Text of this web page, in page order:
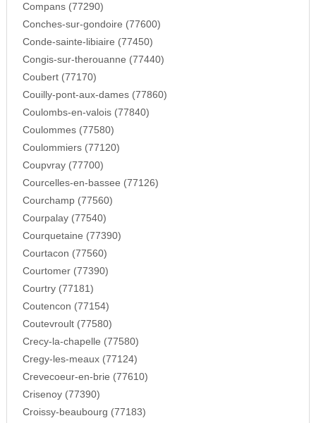
Compans (77290)
Conches-sur-gondoire (77600)
Conde-sainte-libiaire (77450)
Congis-sur-therouanne (77440)
Coubert (77170)
Couilly-pont-aux-dames (77860)
Coulombs-en-valois (77840)
Coulommes (77580)
Coulommiers (77120)
Coupvray (77700)
Courcelles-en-bassee (77126)
Courchamp (77560)
Courpalay (77540)
Courquetaine (77390)
Courtacon (77560)
Courtomer (77390)
Courtry (77181)
Coutencon (77154)
Coutevroult (77580)
Crecy-la-chapelle (77580)
Cregy-les-meaux (77124)
Crevecoeur-en-brie (77610)
Crisenoy (77390)
Croissy-beaubourg (77183)